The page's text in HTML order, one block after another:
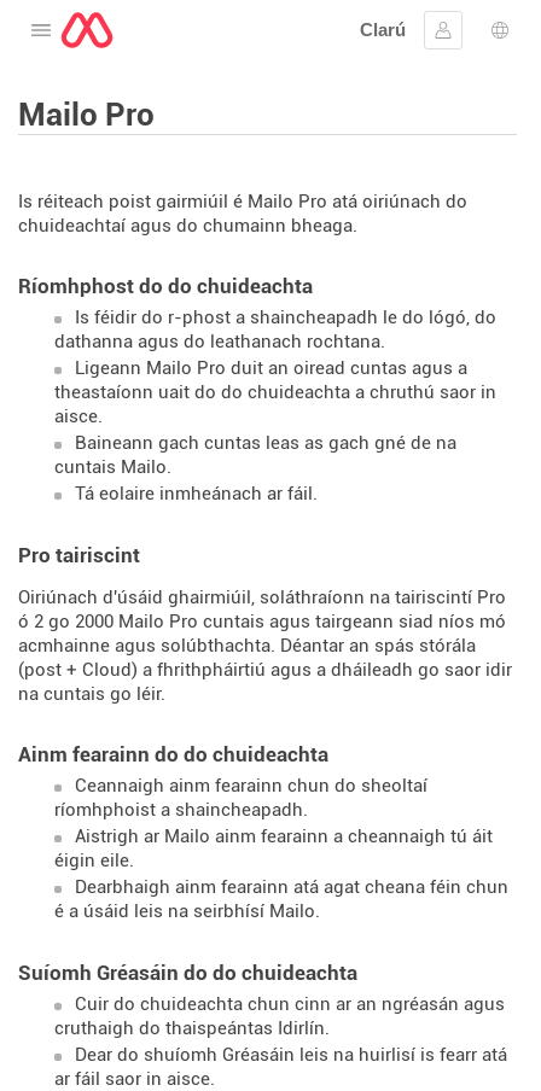
Oscail an roghchlár
Clarú
Sínigh
Mailo Pro
Is réiteach poist gairmiúil é Mailo Pro atá oiriúnach do
chuideachtaí agus do chumainn bheaga.
Ríomhphost do do chuideachta
Is féidir do r-phost a shaincheapadh le do lógó, do
dathanna agus do leathanach rochtana.
Ligeann Mailo Pro duit an oiread cuntas agus a
theastaíonn uait do do chuideachta a chruthú saor in
aisce.
Baineann gach cuntas leas as gach gné de na
cuntais Mailo.
Tá eolaire inmheánach ar fáil.
Pro tairiscint
Oiriúnach d'úsáid ghairmiúil, soláthraíonn na tairiscintí Pro
ó 2 go 2000 Mailo Pro cuntais agus tairgeann siad níos mó
acmhainne agus solúbthachta. Déantar an spás stórála
(post + Cloud) a fhrithpháirtiú agus a dháileadh go saor idir
na cuntais go léir.
Ainm fearainn do do chuideachta
Ceannaigh ainm fearainn chun do sheoltaí
ríomhphoist a shaincheapadh.
Aistrigh ar Mailo ainm fearainn a cheannaigh tú áit
éigin eile.
Dearbhaigh ainm fearainn atá agat cheana féin chun
é a úsáid leis na seirbhísí Mailo.
Suíomh Gréasáin do do chuideachta
Cuir do chuideachta chun cinn ar an ngréasán agus
cruthaigh do thaispeántas Idirlín.
Dear do shuíomh Gréasáin leis na huirlisí is fearr atá
ar fáil saor in aisce.